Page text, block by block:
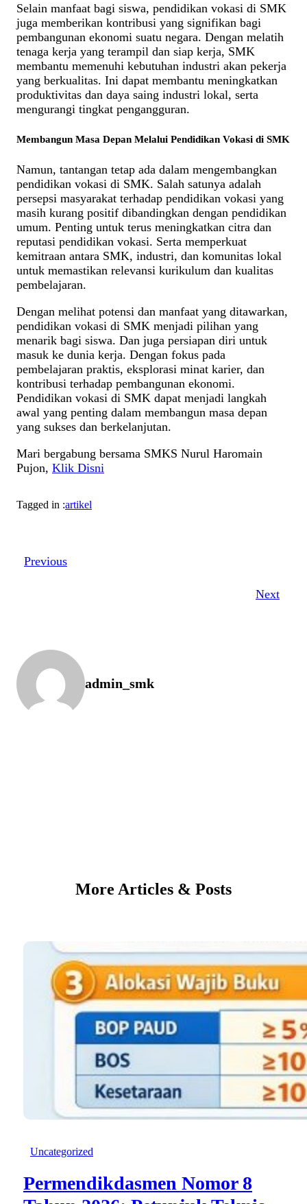
Selain manfaat bagi siswa, pendidikan vokasi di SMK
juga memberikan kontribusi yang signifikan bagi
pembangunan ekonomi suatu negara. Dengan melatih
tenaga kerja yang terampil dan siap kerja, SMK
membantu memenuhi kebutuhan industri akan pekerja
yang berkualitas. Ini dapat membantu meningkatkan
produktivitas dan daya saing industri lokal, serta
mengurangi tingkat pengangguran.
Membangun Masa Depan Melalui Pendidikan Vokasi di SMK
Namun, tantangan tetap ada dalam mengembangkan
pendidikan vokasi di SMK. Salah satunya adalah
persepsi masyarakat terhadap pendidikan vokasi yang
masih kurang positif dibandingkan dengan pendidikan
umum. Penting untuk terus meningkatkan citra dan
reputasi pendidikan vokasi. Serta memperkuat
kemitraan antara SMK, industri, dan komunitas lokal
untuk memastikan relevansi kurikulum dan kualitas
pembelajaran.
Dengan melihat potensi dan manfaat yang ditawarkan,
pendidikan vokasi di SMK menjadi pilihan yang
menarik bagi siswa. Dan juga persiapan diri untuk
masuk ke dunia kerja. Dengan fokus pada
pembelajaran praktis, eksplorasi minat karier, dan
kontribusi terhadap pembangunan ekonomi.
Pendidikan vokasi di SMK dapat menjadi langkah
awal yang penting dalam membangun masa depan
yang sukses dan berkelanjutan.
Mari bergabung bersama SMKS Nurul Haromain
Pujon, Klik Disni
Tagged in :artikel
Previous
Next
admin_smk
More Articles & Posts
Uncategorized
Permendikdasmen Nomor 8